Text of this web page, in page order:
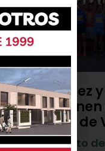
Diego Díez
se
Popular de
4 de agosto